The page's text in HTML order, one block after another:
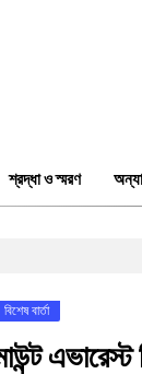
শ্রদ্ধা ও স্মরণ
বিশেষ বার্তা